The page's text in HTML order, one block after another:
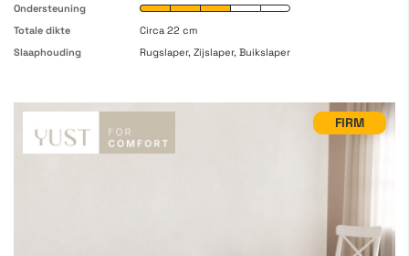
Ondersteuning
Totale dikte
Circa 22 cm
Slaaphouding
Rugslaper, Zijslaper, Buikslaper
FIRM